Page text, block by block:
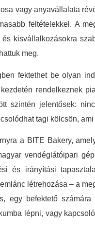
vagy anyavállalata
feltételekkel. A
kisvállalkozásokra
meg.
fektethet be olyan
rendelkeznek
szintén jelentősek:
tagi kölcsön,
a BITE Bakery,
vendéglátóipari
és irányítási
létrehozása – a
egy befektető
lépni, vagy